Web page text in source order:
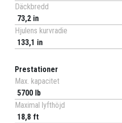
Däckbredd
73,2 in
Hjulens kurvradie
133,1 in
Prestationer
Max. kapacitet
5700 lb
Maximal lyfthöjd
18,8 ft